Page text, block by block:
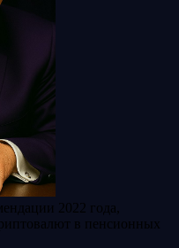
2022 года,
в пенсионных